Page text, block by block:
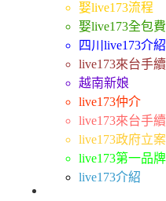
娶live173流程
娶live173全包
四川live173介紹
live173來台手續
越南新娘
live173仲介
live173來台手
live173政府立案
live173第一品牌
live173介紹